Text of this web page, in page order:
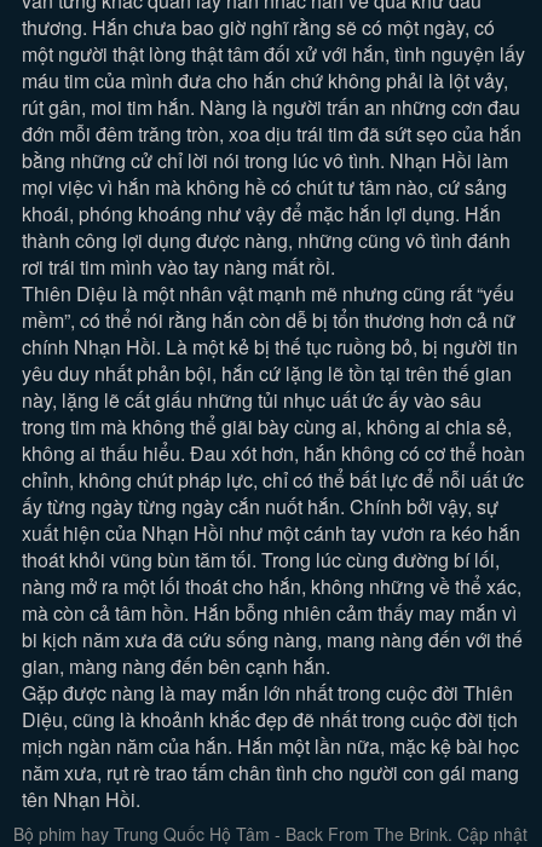
thương. Hắn chưa bao giờ nghĩ rằng sẽ có một ngày, có
một người thật lòng thật tâm đối xử với hắn, tình nguyện lấy
máu tim của mình đưa cho hắn chứ không phải là lột vảy,
rút gân, moi tim hắn. Nàng là người trấn an những cơn đau
đớn mỗi đêm trăng tròn, xoa dịu trái tim đã sứt sẹo của hắn
bằng những cử chỉ lời nói trong lúc vô tình. Nhạn Hồi làm
mọi việc vì hắn mà không hề có chút tư tâm nào, cứ sảng
khoái, phóng khoáng như vậy để mặc hắn lợi dụng. Hắn
thành công lợi dụng được nàng, những cũng vô tình đánh
rơi trái tim mình vào tay nàng mất rồi.
Thiên Diệu là một nhân vật mạnh mẽ nhưng cũng rất “yếu
mềm”, có thể nói rằng hắn còn dễ bị tổn thương hơn cả nữ
chính Nhạn Hồi. Là một kẻ bị thế tục ruồng bỏ, bị người tin
yêu duy nhất phản bội, hắn cứ lặng lẽ tồn tại trên thế gian
này, lặng lẽ cất giấu những tủi nhục uất ức ấy vào sâu
trong tim mà không thể giãi bày cùng ai, không ai chia sẻ,
không ai thấu hiểu. Đau xót hơn, hắn không có cơ thể hoàn
chỉnh, không chút pháp lực, chỉ có thể bất lực để nỗi uất ức
ấy từng ngày từng ngày cắn nuốt hắn. Chính bởi vậy, sự
xuất hiện của Nhạn Hồi như một cánh tay vươn ra kéo hắn
thoát khỏi vũng bùn tăm tối. Trong lúc cùng đường bí lối,
nàng mở ra một lối thoát cho hắn, không những về thể xác,
mà còn cả tâm hồn. Hắn bỗng nhiên cảm thấy may mắn vì
bi kịch năm xưa đã cứu sống nàng, mang nàng đến với thế
gian, màng nàng đến bên cạnh hắn.
Gặp được nàng là may mắn lớn nhất trong cuộc đời Thiên
Diệu, cũng là khoảnh khắc đẹp đẽ nhất trong cuộc đời tịch
mịch ngàn năm của hắn. Hắn một lần nữa, mặc kệ bài học
năm xưa, rụt rè trao tấm chân tình cho người con gái mang
tên Nhạn Hồi.
Bộ phim hay Trung Quốc Hộ Tâm - Back From The Brink. Cập nhật